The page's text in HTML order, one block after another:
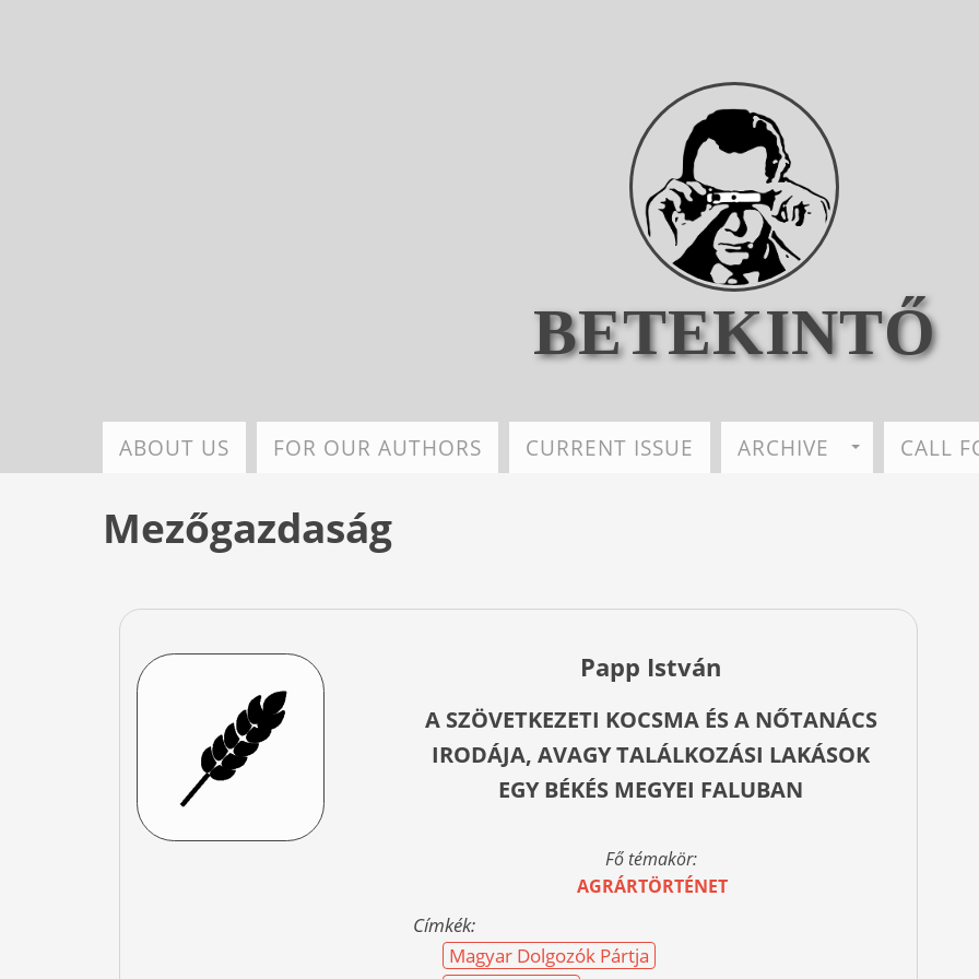
BETEKINTŐ
ABOUT US FOR OUR AUTHORS CURRENT ISSUE ARCHIVE CALL
Mezőgazdaság
Papp István
A SZÖVETKEZETI KOCSMA ÉS A NŐTANÁCS
IRODÁJA, AVAGY TALÁLKOZÁSI LAKÁSOK
EGY BÉKÉS MEGYEI FALUBAN
Fő témakör:
AGRÁRTÖRTÉNET
Címkék:
Magyar Dolgozók Pártja